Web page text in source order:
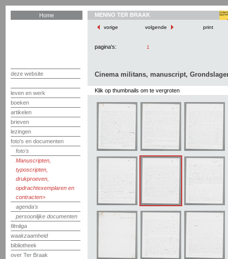
Home
deze website
leven en werk
boeken
artikelen
brieven
lezingen
foto's en documenten
foto's
Manuscripten,
typoscripten,
drukproeven,
opdrachtexemplaren en
contracten
agenda's
persoonlijke documenten
filmliga
waakzaamheid
bibliotheek
over Ter Braak
MENNO TER BRAAK
vorige volgende print
pagina's: 1
Cinema militans, manuscript,
Klik op thumbnails om te vergroten